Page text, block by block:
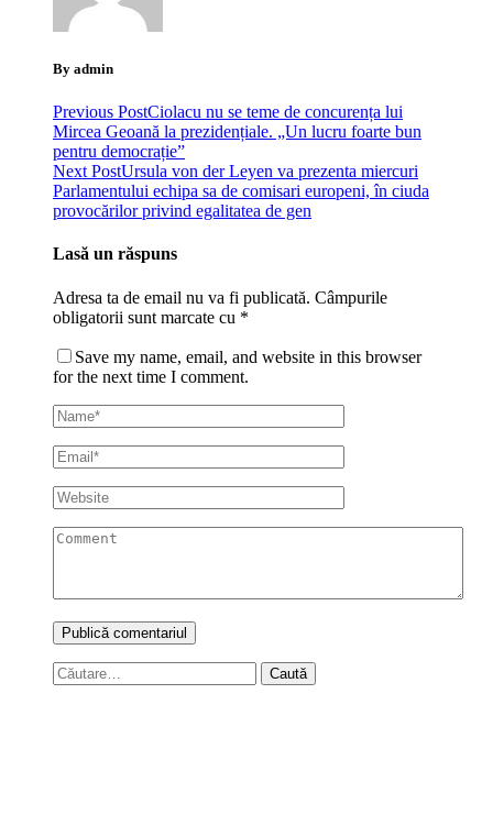
By admin
Previous PostCiolacu nu se teme de concurența lui
Mircea Geoană la prezidențiale. „Un lucru foarte bun
pentru democrație”
Next PostUrsula von der Leyen va prezenta miercuri
Parlamentului echipa sa de comisari europeni, în ciuda
provocărilor privind egalitatea de gen
Lasă un răspuns
Adresa ta de email nu va fi publicată. Câmpurile
obligatorii sunt marcate cu *
Save my name, email, and website in this browser
for the next time I comment.
Caută
după: